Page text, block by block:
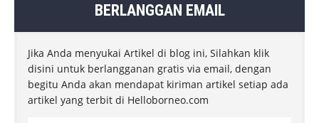
BERLANGGAN EMAIL
Jika Anda menyukai Artikel di blog ini, Silahkan klik
disini untuk berlangganan gratis via email, dengan
begitu Anda akan mendapat kiriman artikel setiap ada
artikel yang terbit di Helloborneo.com